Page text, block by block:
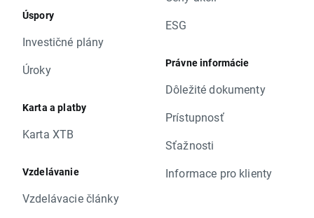
Úspory
Investičné plány
Úroky
Karta a platby
Karta XTB
Vzdelávanie
Vzdelávacie články
ESG
Právne informácie
Dôležité dokumenty
Prístupnosť
Sťažnosti
Informace pro klienty